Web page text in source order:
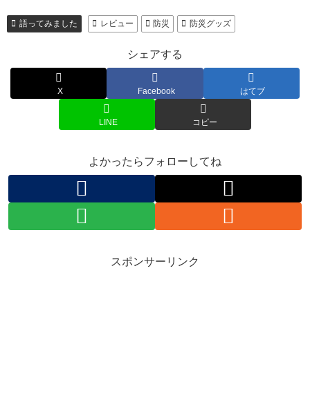
語ってみました レビュー 防災 防災グッズ
シェアする
X Facebook はてブ
LINE コピー
よかったらフォローしてね
スポンサーリンク